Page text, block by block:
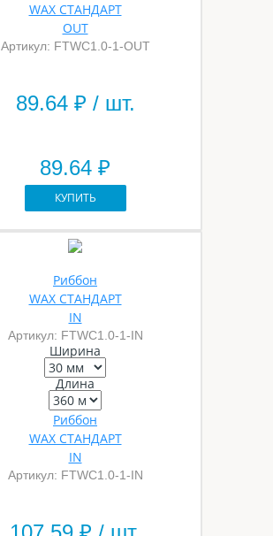
WAX СТАНДАРТ
OUT
Артикул: FTWС1.0-1-OUT
89.64₽ / шт.
89.64 ₽
КУПИТЬ
Риббон
WAX СТАНДАРТ
IN
Артикул: FTWС1.0-1-IN
Ширина
Длина
Риббон
WAX СТАНДАРТ
IN
Артикул: FTWС1.0-1-IN